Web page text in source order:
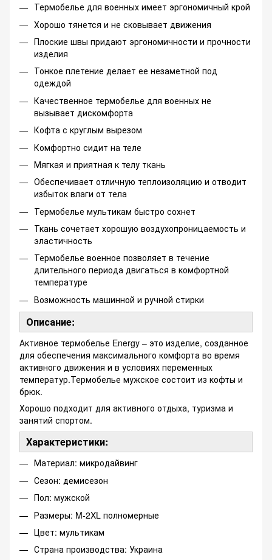
Термобелье для военных имеет эргономичный крой
Хорошо тянется и не сковывает движения
Плоские швы придают эргономичности и прочности
изделия
Тонкое плетение делает ее незаметной под
одеждой
Качественное термобелье для военных не
вызывает дискомфорта
Кофта с круглым вырезом
Комфортно сидит на теле
Мягкая и приятная к телу ткань
Обеспечивает отличную теплоизоляцию и отводит
избыток влаги от тела
Термобелье мультикам быстро сохнет
Ткань сочетает хорошую воздухопроницаемость и
эластичность
Термобелье военное позволяет в течение
длительного периода двигаться в комфортной
температуре
Возможность машинной и ручной стирки
Описание:
Активное термобелье Energy – это изделие, созданное
для обеспечения максимального комфорта во время
активного движения и в условиях переменных
температур.Термобелье мужское состоит из кофты и
брюк.
Хорошо подходит для активного отдыха, туризма и
занятий спортом.
Характеристики:
Материал: микродайвинг
Сезон: демисезон
Пол: мужской
Размеры: M-2XL полномерные
Цвет: мультикам
Страна производства: Украина